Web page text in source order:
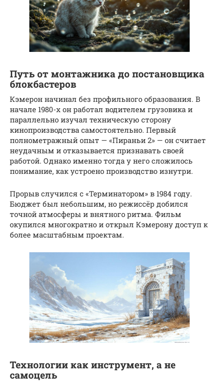
Путь от монтажника до постановщика
блокбастеров
Кэмерон начинал без профильного образования. В
начале 1980-х он работал водителем грузовика и
параллельно изучал техническую сторону
кинопроизводства самостоятельно. Первый
полнометражный опыт — «Пираньи 2» — он считает
неудачным и отказывается признавать своей
работой. Однако именно тогда у него сложилось
понимание, как устроено производство изнутри.
Прорыв случился с «Терминатором» в 1984 году.
Бюджет был небольшим, но режиссёр добился
точной атмосферы и внятного ритма. Фильм
окупился многократно и открыл Кэмерону доступ к
более масштабным проектам.
Технологии как инструмент, а не
самоцель